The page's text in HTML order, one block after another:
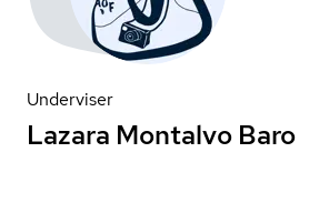
Underviser
Lazara Montalvo Baro